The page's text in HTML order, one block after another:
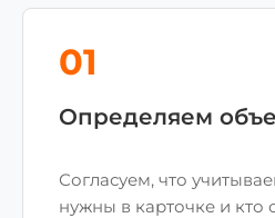
01
Определяем
Согласуем, что
нужны в карточке и кто